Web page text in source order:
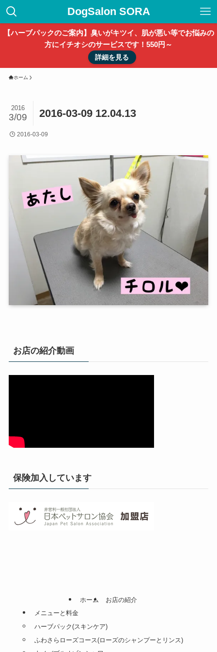
DogSalon SORA
【ハーブパックのご案内】臭いがキツイ、肌が悪い等でお悩みの
方にイチオシのサービスです！550円～
詳細を見る
ホーム
2016-03-09 12.04.13
2016
3/09
2016-03-09
お店の紹介動画
保険加入しています
ホーム
お店の紹介
メニューと料金
ハーブパック(スキンケア)
ふわさらローズコース(ローズのシャンプーとリンス)